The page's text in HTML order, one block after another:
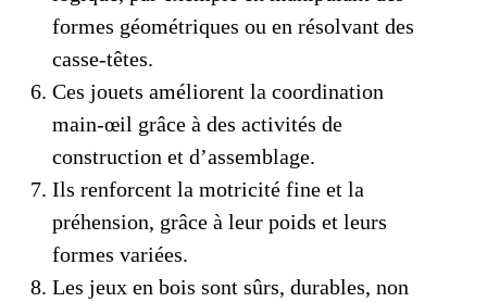
formes géométriques ou en résolvant des
casse-têtes.
Ces jouets améliorent la coordination
main-œil grâce à des activités de
construction et d’assemblage.
Ils renforcent la motricité fine et la
préhension, grâce à leur poids et leurs
formes variées.
Les jeux en bois sont sûrs, durables, non